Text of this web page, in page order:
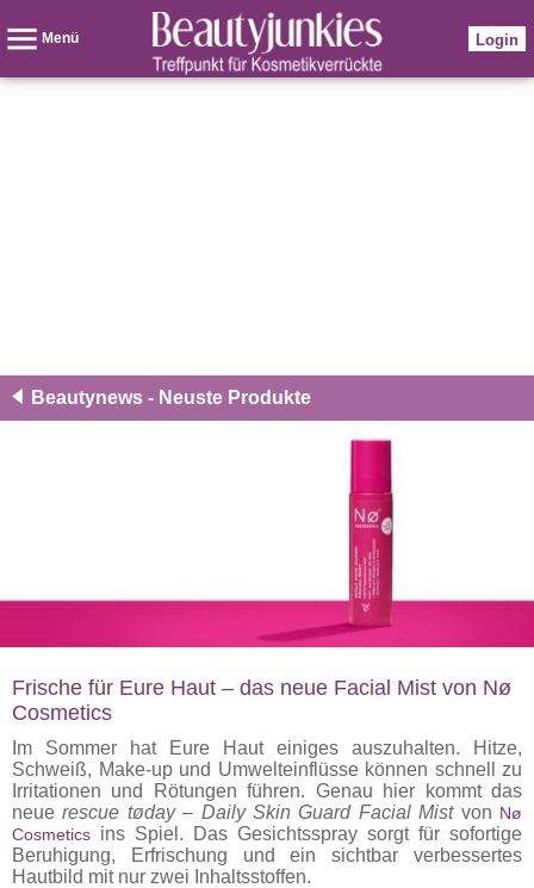
Menü Login
Beautynews - Neuste Produkte
Frische für Eure Haut – das neue Facial Mist von Nø
Cosmetics
Im Sommer hat Eure Haut einiges auszuhalten. Hitze,
Schweiß, Make-up und Umwelteinflüsse können schnell zu
Irritationen und Rötungen führen. Genau hier kommt das
neuerescue tøday – Daily Skin Guard Facial Mist von Nø
Cosmetics ins Spiel. Das Gesichtsspray sorgt für sofortige
Beruhigung, Erfrischung und ein sichtbar verbessertes
Hautbild mit nur zwei Inhaltsstoffen.